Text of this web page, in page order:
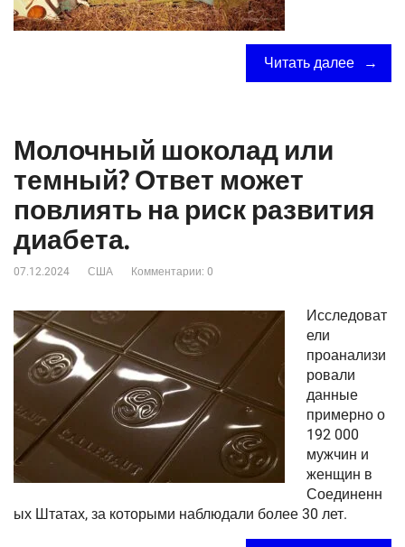
Читать далее
Молочный шоколад или
темный? Ответ может
повлиять на риск развития
диабета.
07.12.2024 США Комментарии: 0
Исследоват
ели
проанализи
ровали
данные
примерно о
192 000
мужчин и
женщин в
Соединенн
ых Штатах, за которыми наблюдали более 30 лет.